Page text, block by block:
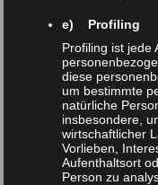
UNCATEGORIZED / 21. MÄRZ
DSC07686
DSC07686
READ MORE
e) Profiling
Profiling ist jede
diese
um bestimmte
natürliche
insbesondere,
wirtschaftlicher
Vorlieben,
Aufenthaltsort
Person zu